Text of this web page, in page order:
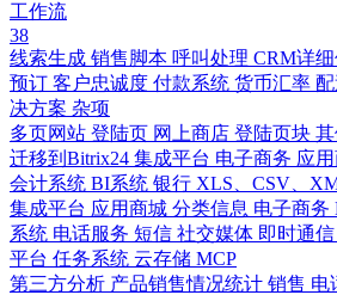
工作流
38
线索生成 销售脚本 呼叫处理 CRM详细
预订 客户忠诚度 付款系统 货币汇率
决方案 杂项
多页网站 登陆页 网上商店 登陆页块
迁移到Bitrix24 集成平台 电子商务 应
会计系统 BI系统 银行 XLS、CSV、
集成平台 应用商城 分类信息 电子商务
系统 电话服务 短信 社交媒体 即时通信
平台 任务系统 云存储 MCP
第三方分析 产品销售情况统计 销售 电